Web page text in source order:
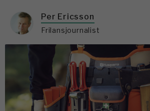
Per Ericsson
Frilansjournalist